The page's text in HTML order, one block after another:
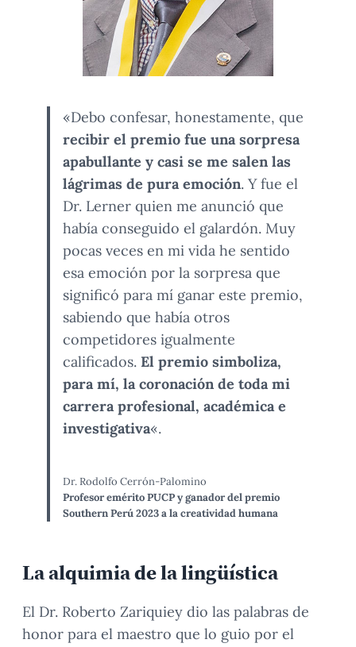
«Debo confesar, honestamente, que
recibir el premio fue una sorpresa
apabullante y casi se me salen las
lágrimas de pura emoción. Y fue el
Dr. Lerner quien me anunció que
había conseguido el galardón. Muy
pocas veces en mi vida he sentido
esa emoción por la sorpresa que
significó para mí ganar este premio,
sabiendo que había otros
competidores igualmente
calificados. El premio simboliza,
para mí, la coronación de toda mi
carrera profesional, académica e
investigativa«.
Dr. Rodolfo Cerrón-Palomino
Profesor emérito PUCP y ganador del premio
Southern Perú 2023 a la creatividad humana
La alquimia de la lingüística
El Dr. Roberto Zariquiey dio las palabras de
honor para el maestro que lo guio por el